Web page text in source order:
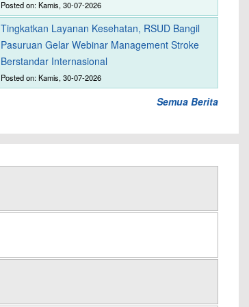
Posted on: Kamis, 30-07-2026
Tingkatkan Layanan Kesehatan, RSUD Bangil
Pasuruan Gelar Webinar Management Stroke
Berstandar Internasional
Posted on: Kamis, 30-07-2026
Semua Berita